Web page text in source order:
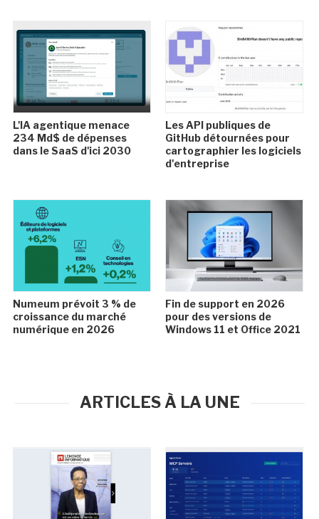
L'IA agentique menace
234 Md$ de dépenses
dans le SaaS d'ici 2030
Les API publiques de
GitHub détournées pour
cartographier les logiciels
d'entreprise
Numeum prévoit 3 % de
croissance du marché
numérique en 2026
Fin de support en 2026
pour des versions de
Windows 11 et Office 2021
ARTICLES À LA UNE